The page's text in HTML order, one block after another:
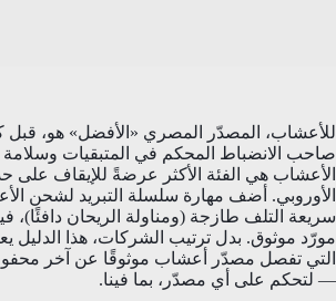
للأعشاب، المصدّر المصري «الأفضل» هو،
صاحب الانضباط المحكم في المتبقيات وسلامة
الأعشاب هي الفئة الأكثر عرضةً للإيقاف على
الأوروبي. أضف مهارة سلسلة التبريد لشحن
سريعة التلف طازجة (ومناولة الريحان دافئًا)،
مورّد موثوق. بدل ترتيب الشركات، هذا الدليل
التي تفصل مصدّر أعشاب موثوقًا عن آخر
— لتحكم على أي مصدّر، بما فينا.